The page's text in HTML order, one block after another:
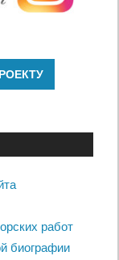
работ
биографии